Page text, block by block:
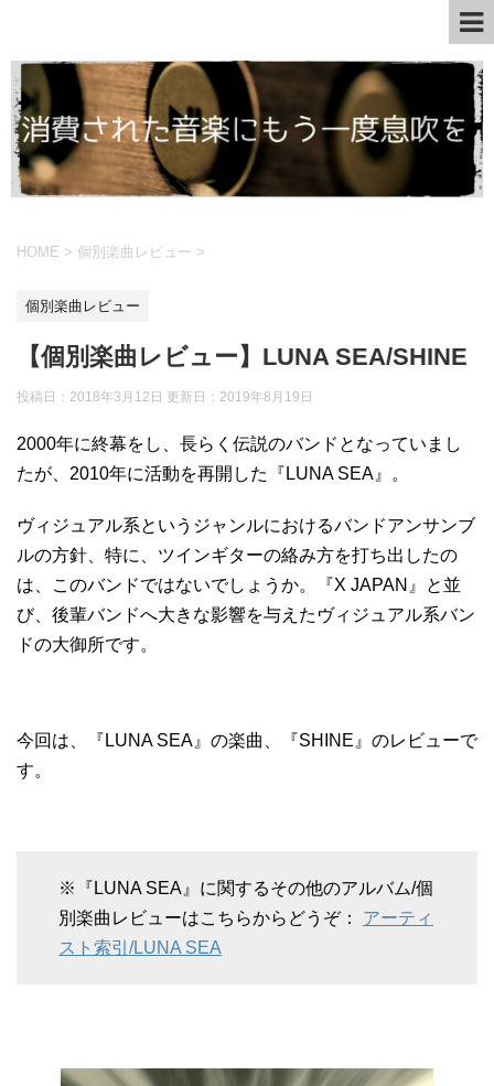
HOME > 個別楽曲レビュー >
個別楽曲レビュー
【個別楽曲レビュー】LUNA SEA/SHINE
投稿日：2018年3月12日 更新日： 2019年8月19日
2000年に終幕をし、長らく伝説のバンドとなっていまし
たが、2010年に活動を再開した『LUNA SEA』。
ヴィジュアル系というジャンルにおけるバンドアンサンブ
ルの方針、特に、ツインギターの絡み方を打ち出したの
は、このバンドではないでしょうか。『X JAPAN』と並
び、後輩バンドへ大きな影響を与えたヴィジュアル系バン
ドの大御所です。
今回は、『LUNA SEA』の楽曲、『SHINE』のレビューで
す。
※『LUNA SEA』に関するその他のアルバム/個
別楽曲レビューはこちらからどうぞ： アーティ
スト索引/LUNA SEA